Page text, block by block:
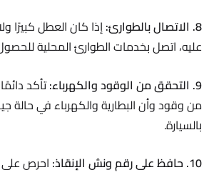
8. الاتصال بالطوارئ:
إذا كان العطل كبيرًا
عليه، اتصل بخدمات الطوارئ المحلية
9. التحقق من الوقود والكهرباء:
تأكد
من وقود وأن البطارية والكهرباء في حالة
بالسيارة.
10. حافظ على رقم ونش الإنقاذ:
احرص على